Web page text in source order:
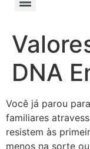
DNA
Você já parou
familiares
resistem às
menos na sorte